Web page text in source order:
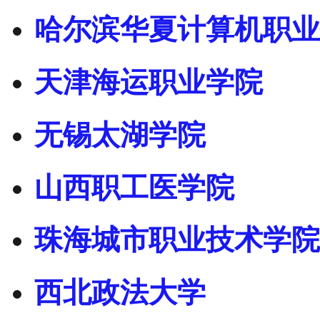
哈尔滨华夏计算机职
天津海运职业学院
无锡太湖学院
山西职工医学院
珠海城市职业技术学院
西北政法大学